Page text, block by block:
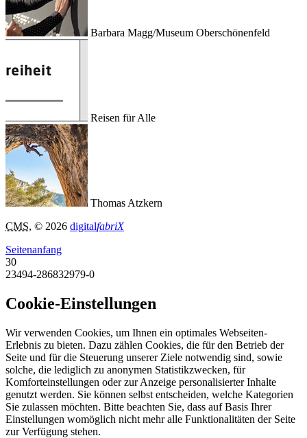
Barbara Magg/Museum Oberschönenfeld
Reisen für Alle
Thomas Atzkern
CMS, © 2026 digitalfabriX
Seitenanfang
30
23494-286832979-0
Cookie-Einstellungen
Wir verwenden Cookies, um Ihnen ein optimales Webseiten-
Erlebnis zu bieten. Dazu zählen Cookies, die für den Betrieb der
Seite und für die Steuerung unserer Ziele notwendig sind, sowie
solche, die lediglich zu anonymen Statistikzwecken, für
Komforteinstellungen oder zur Anzeige personalisierter Inhalte
genutzt werden. Sie können selbst entscheiden, welche Kategorien
Sie zulassen möchten. Bitte beachten Sie, dass auf Basis Ihrer
Einstellungen womöglich nicht mehr alle Funktionalitäten der Seite
zur Verfügung stehen.